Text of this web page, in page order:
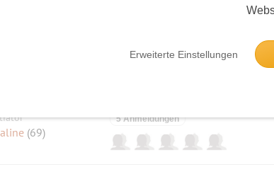
Erweiterte Einstellungen
Events am selben Tag
in Grünau, anschließend Grillen im
(69)
5 Anmeldungen